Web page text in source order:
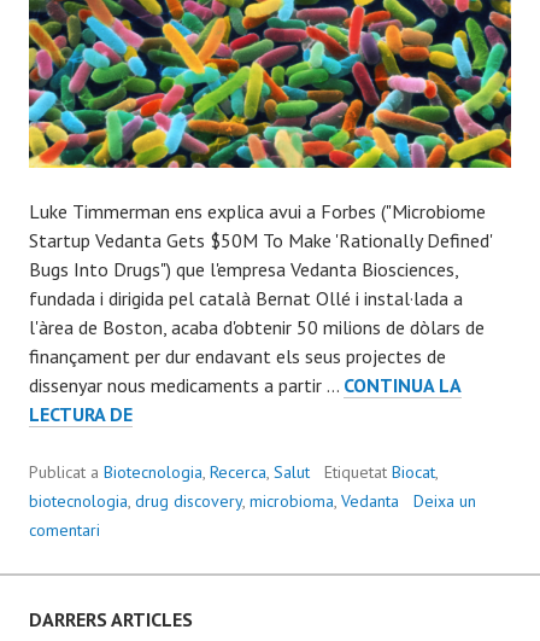
Luke Timmerman ens explica avui a Forbes ("Microbiome
Startup Vedanta Gets $50M To Make 'Rationally Defined'
Bugs Into Drugs") que l'empresa Vedanta Biosciences,
fundada i dirigida pel català Bernat Ollé i instal·lada a
l'àrea de Boston, acaba d'obtenir 50 milions de dòlars de
finançament per dur endavant els seus projectes de
dissenyar nous medicaments a partir … CONTINUA LA
LECTURA DELES
TERAPÈUTIQUES
DEL
Publicat a Biotecnologia, Recerca, Salut Etiquetat Biocat,
biotecnologia, drug discovery, microbioma, Vedanta
Deixa un
comentari
DARRERS ARTICLES